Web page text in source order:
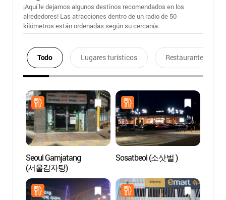
¡Aquí le dejamos algunos destinos recomendados en los
alrededores! Las atracciones dentro de un radio de 50
kilómetros están ordenadas según su cercanía.
Todo Lugares turísticos Restaurantes
Seoul Gamjatang
(서울감자탕)
Sosatbeol (소삿벌 )